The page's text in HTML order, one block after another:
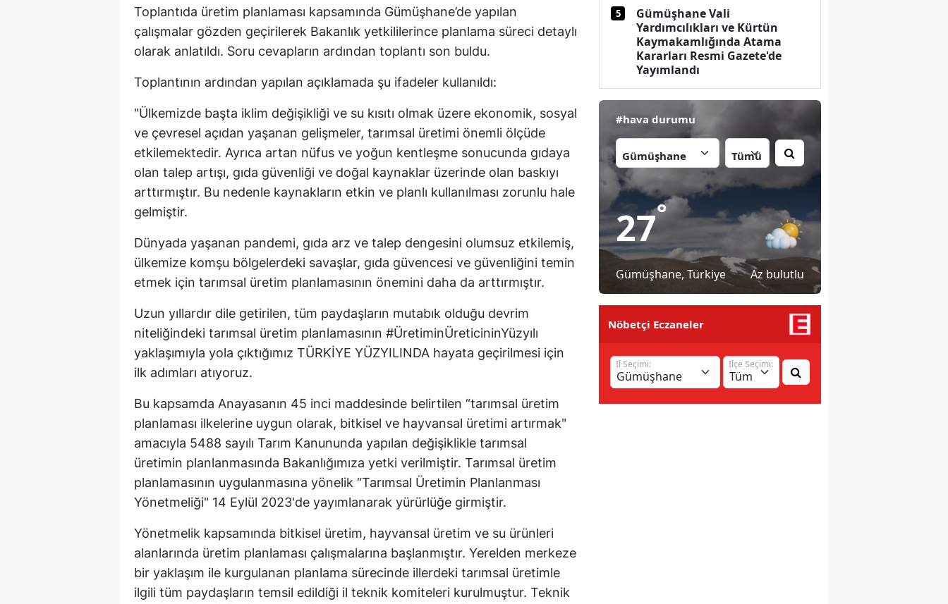
Kütahya
Mardin
Muğla
Muş
Niğde
Sakarya
Samsun
Sinop
Sivas
Tekirdağ
Tokat
Trabzon
Tunceli
Şanlıurfa
Toplantıda üretim planlaması kapsamında Gümüşhane’de yapılan
çalışmalar gözden geçirilerek Bakanlık yetkililerince planlama süreci detaylı
olarak anlatıldı. Soru cevapların ardından toplantı son buldu.
Toplantının ardından yapılan açıklamada şu ifadeler kullanıldı:
"Ülkemizde başta iklim değişikliği ve su kısıtı olmak üzere ekonomik, sosyal
ve çevresel açıdan yaşanan gelişmeler, tarımsal üretimi önemli ölçüde
etkilemektedir. Ayrıca artan nüfus ve yoğun kentleşme sonucunda gıdaya
olan talep artışı, gıda güvenliği ve doğal kaynaklar üzerinde olan baskıyı
arttırmıştır. Bu nedenle kaynakların etkin ve planlı kullanılması zorunlu hale
gelmiştir.
Dünyada yaşanan pandemi, gıda arz ve talep dengesini olumsuz etkilemiş,
ülkemize komşu bölgelerdeki savaşlar, gıda güvencesi ve güvenliğini temin
etmek için tarımsal üretim planlamasının önemini daha da arttırmıştır.
Uzun yıllardır dile getirilen, tüm paydaşların mutabık olduğu devrim
niteliğindeki tarımsal üretim planlamasının #ÜretiminÜreticininYüzyılı
yaklaşımıyla yola çıktığımız TÜRKİYE YÜZYILINDA hayata geçirilmesi için
ilk adımları atıyoruz.
Bu kapsamda Anayasanın 45 inci maddesinde belirtilen “tarımsal üretim
planlaması ilkelerine uygun olarak, bitkisel ve hayvansal üretimi artırmak"
amacıyla 5488 sayılı Tarım Kanununda yapılan değişiklikle tarımsal
üretimin planlanmasında Bakanlığımıza yetki verilmiştir. Tarımsal üretim
planlamasının uygulanmasına yönelik “Tarımsal Üretimin Planlanması
Yönetmeliği" 14 Eylül 2023'de yayımlanarak yürürlüğe girmiştir.
Yönetmelik kapsamında bitkisel üretim, hayvansal üretim ve su ürünleri
alanlarında üretim planlaması çalışmalarına başlanmıştır. Yerelden merkeze
bir yaklaşım ile kurgulanan planlama sürecinde illerdeki tarımsal üretimle
ilgili tüm paydaşların temsil edildiği il teknik komiteleri kurulmuştur. Teknik
5
Gümüşhane Vali
Yardımcılıkları ve Kürtün
Kaymakamlığında Atama
Kararları Resmi Gazete'de
Yayımlandı
#hava durumu
27°
Gümüşhane, Türkiye Az bulutlu
Nöbetçi Eczaneler
İl Seçimi: İlçe Seçimi: